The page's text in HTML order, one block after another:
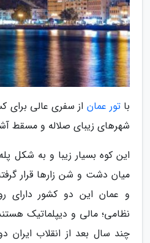
باتور عمان از سفری عالی برای
شهرهای زیبای صلاله و مسقط
این کوه بسیار زیبا و به شکل
میان دشت و شن زارها قرار
و عمان این دو کشور دارای
نظامی؛ مالی و دیپلماتیک
چند سال بعد از انقلاب ایران